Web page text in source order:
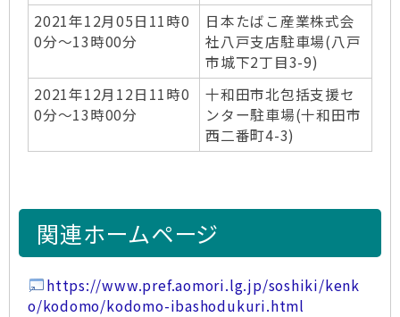
2021年12月05日11時0
0分～13時00分
日本たばこ産業株式会
社八戸支店駐車場(八戸
市城下2丁目3-9)
2021年12月12日11時0
0分～13時00分
十和田市北包括支援セ
ンター駐車場(十和田市
西二番町4-3)
関連ホームページ
https://www.pref.aomori.lg.jp/soshiki/kenk
o/kodomo/kodomo-ibashodukuri.html